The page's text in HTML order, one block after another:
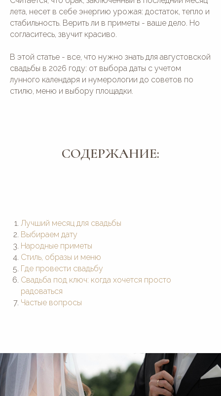
лета, несет в себе энергию урожая: достаток, тепло и
стабильность. Верить ли в приметы - ваше дело. Но
согласитесь, звучит красиво.
В этой статье - все, что нужно знать для августовской
свадьбы в 2026 году: от выбора даты с учетом
лунного календаря и нумерологии до советов по
стилю, меню и выбору площадки.
СОДЕРЖАНИЕ:
Лучший месяц для свадьбы
Выбираем дату
Народные приметы
Стиль, образы и меню
Где провести свадьбу
Свадьба под ключ: когда хочется просто
радоваться
Частые вопросы